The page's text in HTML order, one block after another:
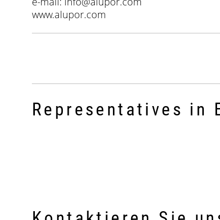
www.alupor.com
Representatives in